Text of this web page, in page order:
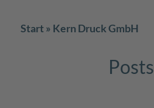
Start Kern Druck GmbH
Posts